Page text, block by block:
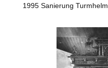
1995 Sanierung Turmhelm.